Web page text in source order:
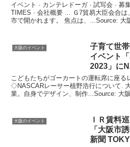
イベント · カンテレドーガ · 試写会 · 募
TIMES · 会社概要 ... Ｇ7貿易大臣会合
市で開かれます。 焦点は、...Source: 大
大阪のイベント
子育て世
イベント
2023」に
…
こどもたちがゴーカートの運転席に座る
◇NASCARレーサー植野浩行について.
業。自身でデザイン、制作...Source: 大
大阪のイベント
ＩＲ賃料
「 大阪市
新聞